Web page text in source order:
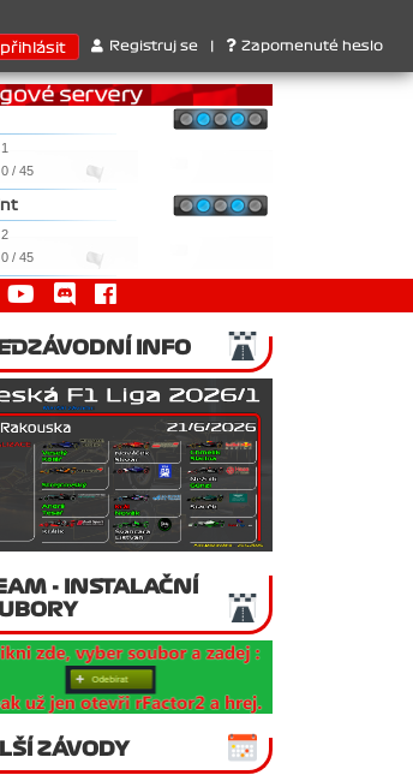
. 2. Williams , 3. RedBull ..... SprintCup - 1.
Registruj se Zapomenuté heslo
/ 45
/ 45
INFO
- INSTALAČNÍ
ZÁVODY